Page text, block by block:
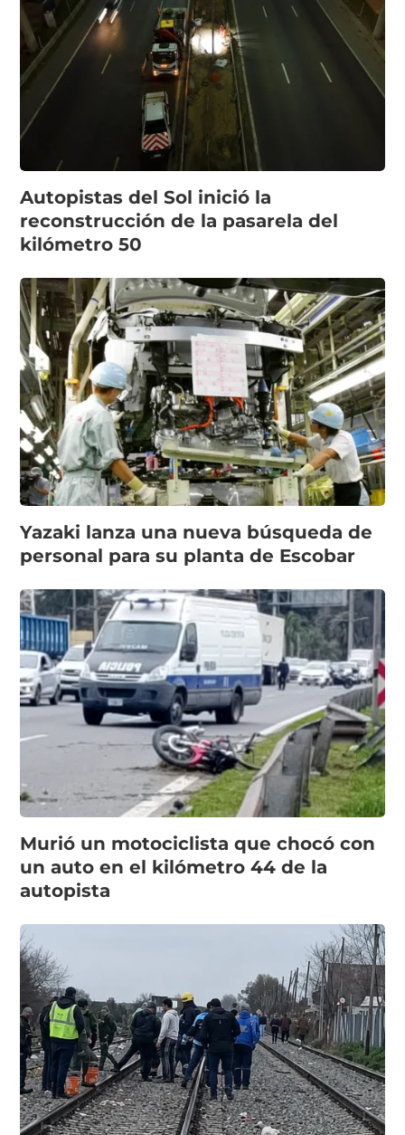
Autopistas del Sol inició la
reconstrucción de la pasarela del
kilómetro 50
Yazaki lanza una nueva búsqueda de
personal para su planta de Escobar
Murió un motociclista que chocó con
un auto en el kilómetro 44 de la
autopista